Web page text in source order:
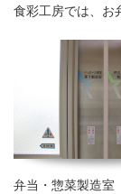
食彩工房では、お
弁当・惣菜製造室